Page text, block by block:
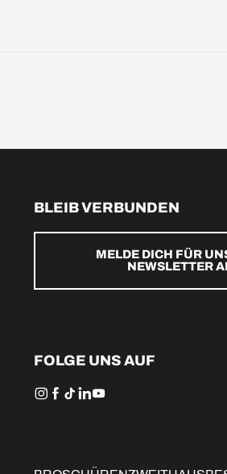
BLEIB VERBUNDEN
MELDE DICH FÜR
NEWSLETTER
FOLGE UNS AUF